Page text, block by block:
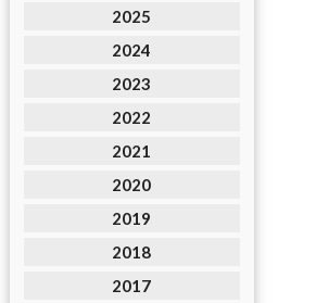
2025
2024
2023
2022
2021
2020
2019
2018
2017